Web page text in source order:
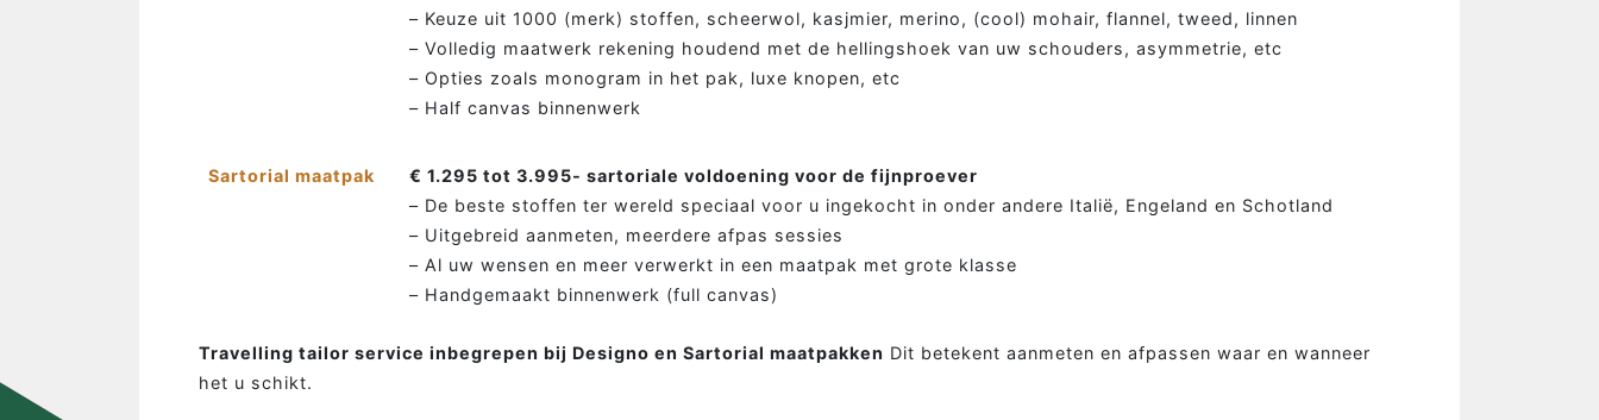
MAATPAKKEN MAKEN…
…de groep
MEER MAATWERK
Colbert
Overhemd
Driedelig
Overjas
Gilet
Smoking
MANDEMAKER
– Keuze uit 1000 (merk) stoffen, scheerwol, kasjmier, merino, (cool) mohair, flannel, tweed, linnen
– Volledig maatwerk rekening houdend met de hellingshoek van uw schouders, asymmetrie, etc
– Opties zoals monogram in het pak, luxe knopen, etc
– Half canvas binnenwerk
Sartorial maatpak
€ 1.295 tot 3.995- sartoriale voldoening voor de fijnproever
– De beste stoffen ter wereld speciaal voor u ingekocht in onder andere Italië, Engeland en Schotland
– Uitgebreid aanmeten, meerdere afpas sessies
– Al uw wensen en meer verwerkt in een maatpak met grote klasse
– Handgemaakt binnenwerk (full canvas)
Travelling tailor service inbegrepen bij Designo en Sartorial maatpakken Dit betekent aanmeten en afpassen waar en wanneer
het u schikt.